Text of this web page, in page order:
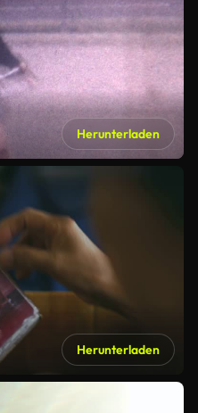
Herunterladen
Herunterladen